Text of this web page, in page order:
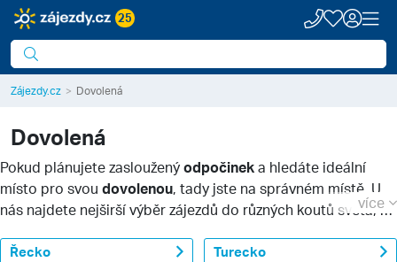
25
Zájezdy.cz Dovolená
Dovolená
Pokud plánujete zaslouženýodpočineka hledáte ideální
místo pro svou dovolenou, tady jste na správném místě. U
nás najdete nejširší výběr zájezdů do různých koutů světa, ať
metropolí nebo
odpočinku u Středozemního
více
Řecko Turecko